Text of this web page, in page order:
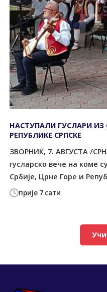
прије 7 сати
НАСТУПАЛИ ГУСЛАРИ ИЗ
РЕПУБЛИКЕ СРПСКЕ
ЗВОРНИК, 7. АВГУСТА /
гусларско вече на коме
Србије, Црне Горе и